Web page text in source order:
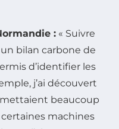
: « Suivre
bilan carbone de
d’identifier les
j’ai découvert
beaucoup
machines